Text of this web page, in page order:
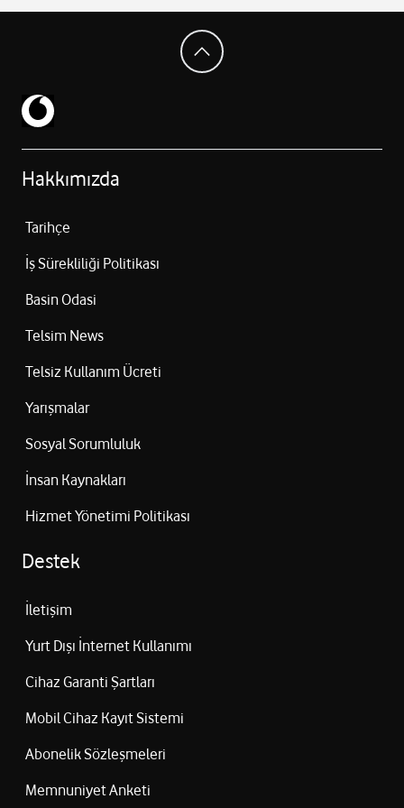
Hakkımızda
Tarihçe
İş Sürekliliği Politikası
Basin Odasi
Telsim News
Telsiz Kullanım Ücreti
Yarışmalar
Sosyal Sorumluluk
İnsan Kaynakları
Hizmet Yönetimi Politikası
Destek
İletişim
Yurt Dışı İnternet Kullanımı
Cihaz Garanti Şartları
Mobil Cihaz Kayıt Sistemi
Abonelik Sözleşmeleri
Memnuniyet Anketi